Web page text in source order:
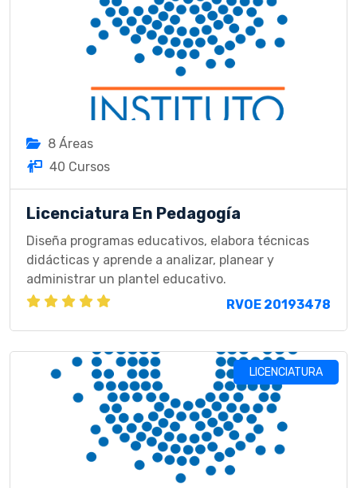
8 Áreas
40 Cursos
Licenciatura En Pedagogía
Diseña programas educativos, elabora técnicas
didácticas y aprende a analizar, planear y
administrar un plantel educativo.
RVOE 20193478
LICENCIATURA